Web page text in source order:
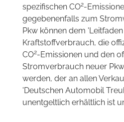
spezifischen CO2-
gegebenenfalls zum
Pkw können dem
Kraftstoffverbrauch, die
CO2-Emissionen und den
Stromverbrauch neuer
werden, der an allen
'Deutschen Automobil
unentgeltlich erhältlich ist